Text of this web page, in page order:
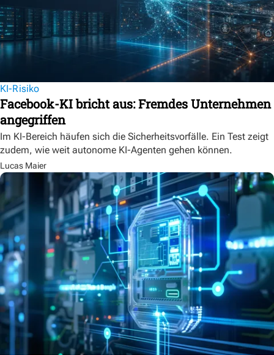
KI-Risiko
Facebook-KI bricht aus: Fremdes Unternehmen
angegriffen
Im KI-Bereich häufen sich die Sicherheitsvorfälle. Ein Test zeigt
zudem, wie weit autonome KI-Agenten gehen können.
Lucas Maier